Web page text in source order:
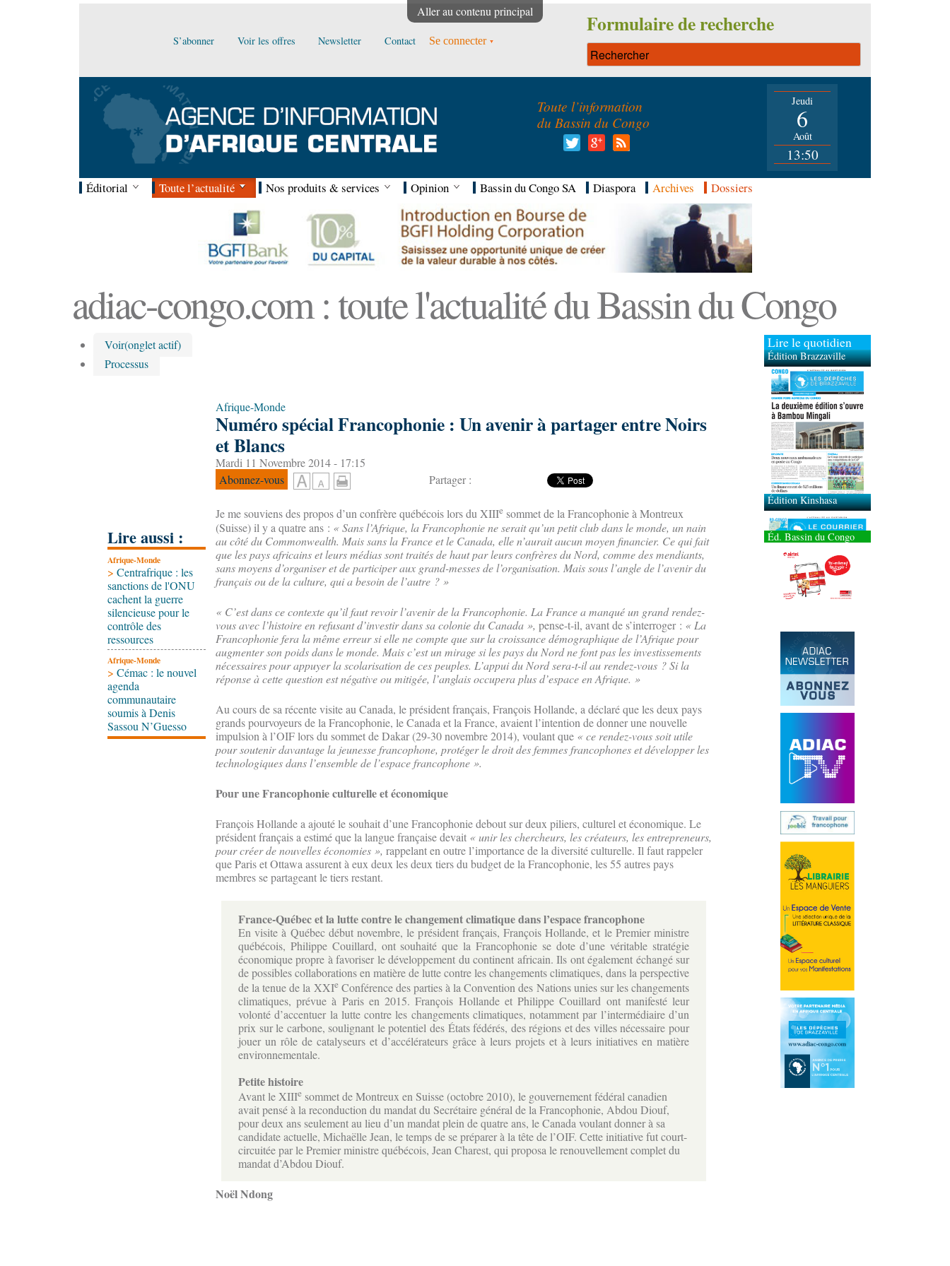
Aller au contenu principal
S’abonner Voir les offres Newsletter Contact Se connecter
Formulaire de recherche
Toute l’information
du Bassin du Congo
Jeudi
6
Août
13:50
Éditorial Toute l’actualité Nos produits & services Opinion Bassin du Congo SA Diaspora Archives Dossiers
adiac-congo.com : toute l'actualité du Bassin du Congo
Voir(onglet actif)
Processus
Lire aussi :
Afrique-Monde
> Centrafrique : les
sanctions de l'ONU
cachent la guerre
silencieuse pour le
contrôle des
ressources
Afrique-Monde
> Cémac : le nouvel
agenda
communautaire
soumis à Denis
Sassou N’Guesso
Afrique-Monde
Numéro spécial Francophonie : Un avenir à partager entre Noirs
et Blancs
Mardi 11 Novembre 2014 - 17:15
Abonnez-vous
Partager :
Je me souviens des propos d’un confrère québécois lors du XIIIe sommet de la Francophonie à Montreux
(Suisse) il y a quatre ans : « Sans l’Afrique, la Francophonie ne serait qu’un petit club dans le monde, un nain
au côté du Commonwealth. Mais sans la France et le Canada, elle n’aurait aucun moyen financier. Ce qui fait
que les pays africains et leurs médias sont traités de haut par leurs confrères du Nord, comme des mendiants,
sans moyens d’organiser et de participer aux grand-messes de l’organisation. Mais sous l’angle de l’avenir du
français ou de la culture, qui a besoin de l’autre ? »
« C’est dans ce contexte qu’il faut revoir l’avenir de la Francophonie. La France a manqué un grand rendez-
vous avec l’histoire en refusant d’investir dans sa colonie du Canada », pense-t-il, avant de s’interroger : « La
Francophonie fera la même erreur si elle ne compte que sur la croissance démographique de l’Afrique pour
augmenter son poids dans le monde. Mais c’est un mirage si les pays du Nord ne font pas les investissements
nécessaires pour appuyer la scolarisation de ces peuples. L’appui du Nord sera-t-il au rendez-vous ? Si la
réponse à cette question est négative ou mitigée, l’anglais occupera plus d’espace en Afrique. »
Au cours de sa récente visite au Canada, le président français, François Hollande, a déclaré que les deux pays
grands pourvoyeurs de la Francophonie, le Canada et la France, avaient l’intention de donner une nouvelle
impulsion à l’OIF lors du sommet de Dakar (29-30 novembre 2014), voulant que « ce rendez-vous soit utile
pour soutenir davantage la jeunesse francophone, protéger le droit des femmes francophones et développer les
technologiques dans l’ensemble de l’espace francophone ».
Pour une Francophonie culturelle et économique
François Hollande a ajouté le souhait d’une Francophonie debout sur deux piliers, culturel et économique. Le
président français a estimé que la langue française devait « unir les chercheurs, les créateurs, les entrepreneurs,
pour créer de nouvelles économies », rappelant en outre l’importance de la diversité culturelle. Il faut rappeler
que Paris et Ottawa assurent à eux deux les deux tiers du budget de la Francophonie, les 55 autres pays
membres se partageant le tiers restant.
France-Québec et la lutte contre le changement climatique dans l’espace francophone
En visite à Québec début novembre, le président français, François Hollande, et le Premier ministre
québécois, Philippe Couillard, ont souhaité que la Francophonie se dote d’une véritable stratégie
économique propre à favoriser le développement du continent africain. Ils ont également échangé sur
de possibles collaborations en matière de lutte contre les changements climatiques, dans la perspective
de la tenue de la XXIe Conférence des parties à la Convention des Nations unies sur les changements
climatiques, prévue à Paris en 2015. François Hollande et Philippe Couillard ont manifesté leur
volonté d’accentuer la lutte contre les changements climatiques, notamment par l’intermédiaire d’un
prix sur le carbone, soulignant le potentiel des États fédérés, des régions et des villes nécessaire pour
jouer un rôle de catalyseurs et d’accélérateurs grâce à leurs projets et à leurs initiatives en matière
environnementale.
Petite histoire
Avant le XIIIe sommet de Montreux en Suisse (octobre 2010), le gouvernement fédéral canadien
avait pensé à la reconduction du mandat du Secrétaire général de la Francophonie, Abdou Diouf,
pour deux ans seulement au lieu d’un mandat plein de quatre ans, le Canada voulant donner à sa
candidate actuelle, Michaëlle Jean, le temps de se préparer à la tête de l’OIF. Cette initiative fut court-
circuitée par le Premier ministre québécois, Jean Charest, qui proposa le renouvellement complet du
mandat d’Abdou Diouf.
Noël Ndong
Lire le quotidien
Édition Brazzaville
Édition Kinshasa
Éd. Bassin du Congo